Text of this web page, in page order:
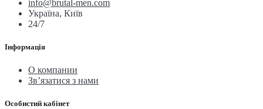
info@brutal-men.com
Україна, Київ
24/7
Інформація
О компании
Зв’язатися з нами
Особистий кабінет